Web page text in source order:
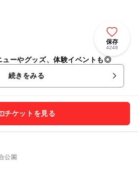
保存
4248
ューやグッズ、体験イベントも◎
続きをみる
チケットを見る
公園